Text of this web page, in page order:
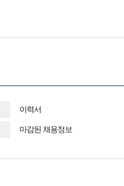
이력서
마감된 채용정보